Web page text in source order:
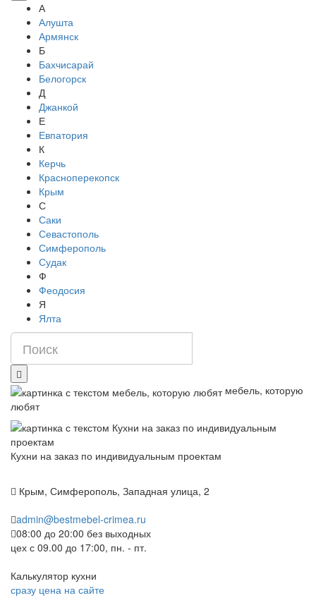
А
Алушта
Армянск
Б
Бахчисарай
Белогорск
Д
Джанкой
Е
Евпатория
К
Керчь
Красноперекопск
Крым
С
Саки
Севастополь
Симферополь
Судак
Ф
Феодосия
Я
Ялта
мебель, которую
любят
Кухни на заказ по индивидуальным проектам
Крым, Симферополь, Западная улица, 2
admin@bestmebel-crimea.ru
08:00 до 20:00 без выходных
цех с 09.00 до 17:00, пн. - пт.
Калькулятор кухни
сразу цена на сайте